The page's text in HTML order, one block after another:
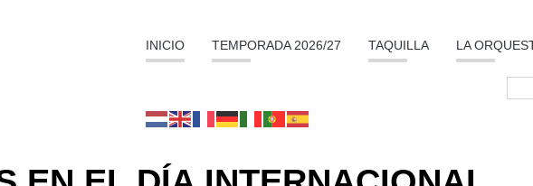
INICIO TEMPORADA 2026/27 TAQUILLA LA